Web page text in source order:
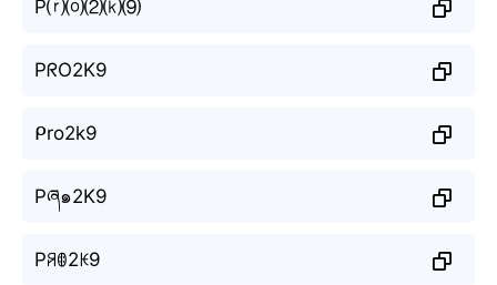
P⒭⒪⑵⒦⑼
PᖇO2K9
ᑭro2k9
Pཞ๑2K9
Pꋪꂦ2ꀘ9